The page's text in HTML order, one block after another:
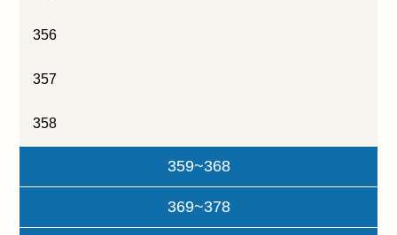
356
357
358
359~368
369~378